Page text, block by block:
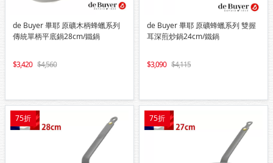
de Buyer 畢耶 原礦木柄蜂蠟系列
傳統單柄平底鍋28cm/鐵鍋
3,420 4,560
de Buyer 畢耶 原礦蜂蠟系列 雙握
耳深煎炒鍋24cm/鐵鍋
3,090 4,115
75折 75折